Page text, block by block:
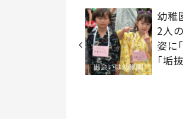
幼稚
2人
姿に
「垢